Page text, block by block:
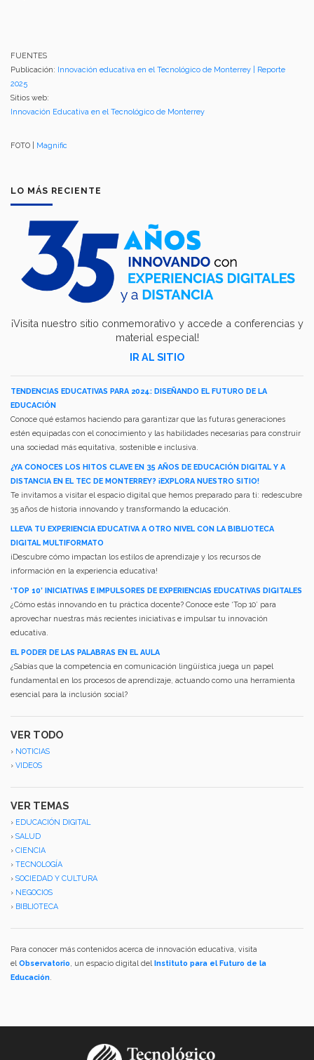
FUENTES
Publicación: Innovación educativa en el Tecnológico de Monterrey | Reporte
2025
Sitios web:
Innovación Educativa en el Tecnológico de Monterrey
FOTO | Magnific
LO MÁS RECIENTE
¡Visita nuestro sitio conmemorativo y accede a conferencias y
material especial!
IR AL SITIO
TENDENCIAS EDUCATIVAS PARA 2024: DISEÑANDO EL FUTURO DE LA
EDUCACIÓN
Conoce qué estamos haciendo para garantizar que las futuras generaciones
estén equipadas con el conocimiento y las habilidades necesarias para construir
una sociedad más equitativa, sostenible e inclusiva.
¿YA CONOCES LOS HITOS CLAVE EN 35 AÑOS DE EDUCACIÓN DIGITAL Y A
DISTANCIA EN EL TEC DE MONTERREY? ¡EXPLORA NUESTRO SITIO!
Te invitamos a visitar el espacio digital que hemos preparado para ti: redescubre
35 años de historia innovando y transformando la educación.
LLEVA TU EXPERIENCIA EDUCATIVA A OTRO NIVEL CON LA BIBLIOTECA
DIGITAL MULTIFORMATO
¡Descubre cómo impactan los estilos de aprendizaje y los recursos de
información en la experiencia educativa!
‘TOP 10’ INICIATIVAS E IMPULSORES DE EXPERIENCIAS EDUCATIVAS DIGITALES
¿Cómo estás innovando en tu práctica docente? Conoce este ‘Top 10’ para
aprovechar nuestras más recientes iniciativas e impulsar tu innovación
educativa.
EL PODER DE LAS PALABRAS EN EL AULA
¿Sabías que la competencia en comunicación lingüística juega un papel
fundamental en los procesos de aprendizaje, actuando como una herramienta
esencial para la inclusión social?
VER TODO
› NOTICIAS
› VIDEOS
VER TEMAS
› EDUCACIÓN DIGITAL
› SALUD
› CIENCIA
› TECNOLOGÍA
› SOCIEDAD Y CULTURA
› NEGOCIOS
› BIBLIOTECA
Para conocer más contenidos acerca de innovación educativa, visita
elObservatorio, un espacio digital del Instituto para el Futuro de la
Educación.